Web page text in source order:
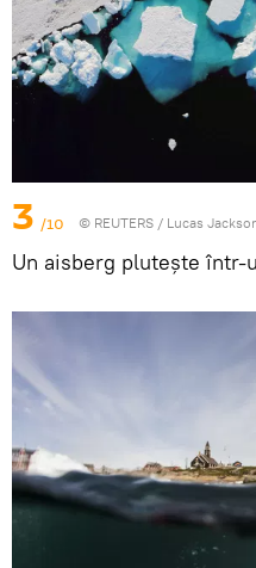
3 /10 © REUTERS / Lucas
Un aisberg plutește într-